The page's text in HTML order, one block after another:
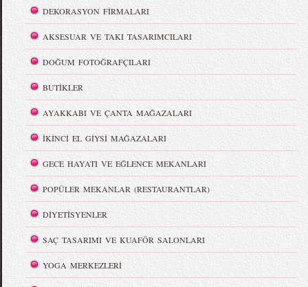
DEKORASYON FİRMALARI
AKSESUAR VE TAKI TASARIMCILARI
DOĞUM FOTOĞRAFÇILARI
BUTİKLER
AYAKKABI VE ÇANTA MAĞAZALARI
İKİNCİ EL GİYSİ MAĞAZALARI
GECE HAYATI VE EĞLENCE MEKANLARI
POPÜLER MEKANLAR (RESTAURANTLAR)
DİYETİSYENLER
SAÇ TASARIMI VE KUAFÖR SALONLARI
YOGA MERKEZLERİ